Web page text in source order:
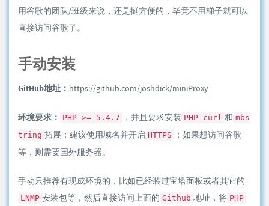
用谷歌的团队/班级来说，还是挺方便的，毕竟不用梯子就可以
直接访问谷歌了。
手动安装
GitHub地址： https://github.com/joshdick/miniProxy
环境要求： PHP >= 5.4.7 ，并且要求安装 PHP curl 和 mbs
tring 拓展；建议使用域名并开启 HTTPS
；如果想访问谷歌
等，则需要国外服务器。
手动只推荐有现成环境的，比如已经装过宝塔面板或者其它的
LNMP 安装包等，然后直接访问上面的 Github 地址，将 PHP